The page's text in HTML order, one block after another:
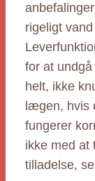
rigeligt
for at
helt, ikke
lægen, hvis
fungerer
ikke med at
tilladelse,